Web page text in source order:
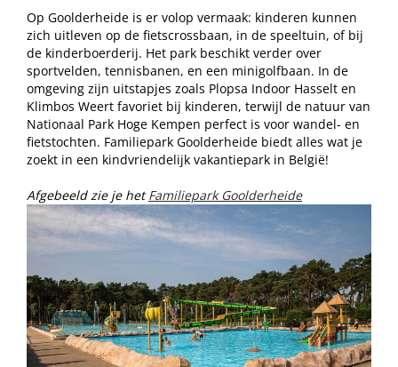
Op Goolderheide is er volop vermaak: kinderen kunnen
zich uitleven op de fietscrossbaan, in de speeltuin, of bij
de kinderboerderij. Het park beschikt verder over
sportvelden, tennisbanen, en een minigolfbaan. In de
omgeving zijn uitstapjes zoals Plopsa Indoor Hasselt en
Klimbos Weert favoriet bij kinderen, terwijl de natuur van
Nationaal Park Hoge Kempen perfect is voor wandel- en
fietstochten. Familiepark Goolderheide biedt alles wat je
zoekt in een kindvriendelijk vakantiepark in België!
Afgebeeld zie je hetFamiliepark Goolderheide